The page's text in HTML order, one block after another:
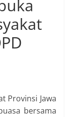
Provinsi Jawa
bersama